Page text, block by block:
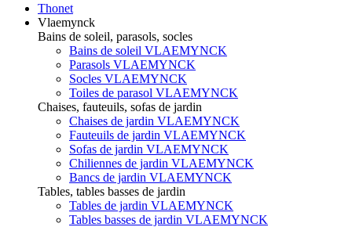
Thonet
Vlaemynck
Bains de soleil, parasols, socles
Bains de soleil VLAEMYNCK
Parasols VLAEMYNCK
Socles VLAEMYNCK
Toiles de parasol VLAEMYNCK
Chaises, fauteuils, sofas de jardin
Chaises de jardin VLAEMYNCK
Fauteuils de jardin VLAEMYNCK
Sofas de jardin VLAEMYNCK
Chiliennes de jardin VLAEMYNCK
Bancs de jardin VLAEMYNCK
Tables, tables basses de jardin
Tables de jardin VLAEMYNCK
Tables basses de jardin VLAEMYNCK